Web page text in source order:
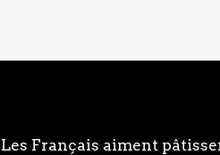
Les Français aiment